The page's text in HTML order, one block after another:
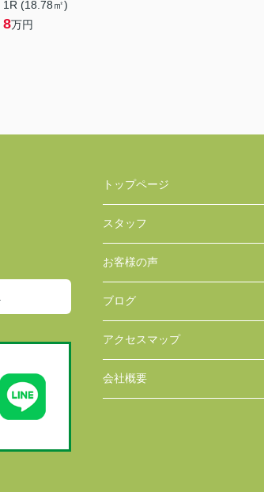
1R (18.78㎡)
8万円
トップページ
スタッフ
お客様の声
ブログ
アクセスマップ
会社概要